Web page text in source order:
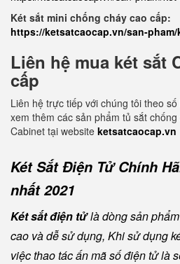
Két sắt mini chống cháy cao cấp:
https://ketsatcaocap.vn/san-
Liên hệ mua két sắt
cấp
Liên hệ trực tiếp với chúng tôi theo
xem thêm các sản phẩm tủ sắt
Cabinet tại website ketsatcaocap.vn
Két Sắt Điện Tử Chính
nhất 2021
Két sắt điện tửlà dòng sản
cao và dễ sử dụng, Khi sử dụng
việc thao tác ấn mã số điện tử là